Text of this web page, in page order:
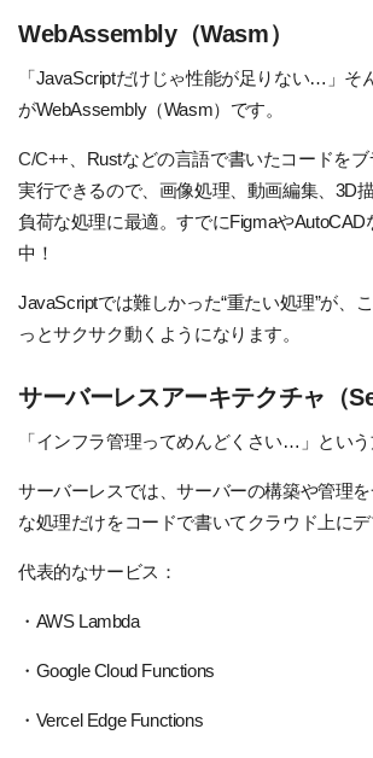
WebAssembly（Wasm）
「JavaScriptだけじゃ性能が足りない…」そ
がWebAssembly（Wasm）です。
C/C++、Rustなどの言語で書いたコードを
実行できるので、画像処理、動画編集、3D
負荷な処理に最適。すでにFigmaやAutoCAD
中！
JavaScriptでは難しかった“重たい処理”が、
っとサクサク動くようになります。
サーバーレスアーキテクチャ（
「インフラ管理ってめんどくさい…」という
サーバーレスでは、サーバーの構築や管理
な処理だけをコードで書いてクラウド上にデ
代表的なサービス：
・AWS Lambda
・Google Cloud Functions
・Vercel Edge Functions